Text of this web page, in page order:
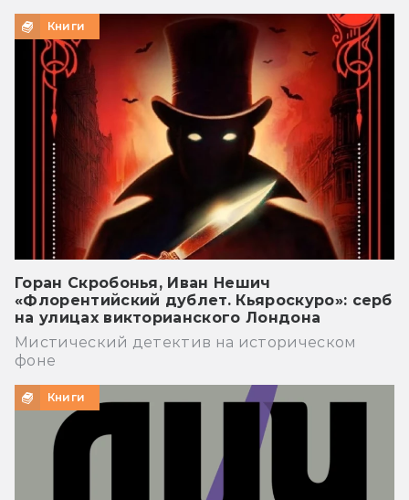
Книги
Горан Скробонья, Иван Нешич
«Флорентийский дублет. Кьяроскуро»: серб
на улицах викторианского Лондона
Мистический детектив на историческом
фоне
Книги